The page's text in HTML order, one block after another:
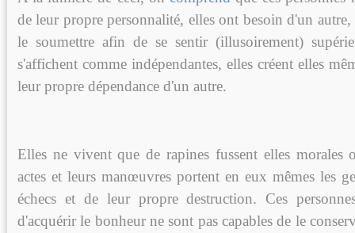
de leur propre personnalité, elles ont besoin d'un
le soumettre afin de se sentir (illusoirement)
s'affichent comme indépendantes, elles créent elles
leur propre dépendance d'un autre.
Elles ne vivent que de rapines fussent elles morales
actes et leurs manœuvres portent en eux mêmes les
échecs et de leur propre destruction. Ces
d'acquérir le bonheur ne sont pas capables de le